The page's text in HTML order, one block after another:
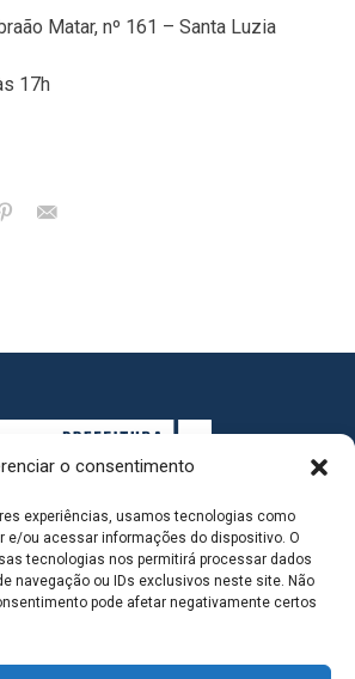
o consentimento
experiências, usamos tecnologias como
e/ou acessar informações do dispositivo. O
tecnologias nos permitirá processar dados
navegação ou IDs exclusivos neste site. Não
pode afetar negativamente certos
Matar, nº 161 – Santa Luzia
17h